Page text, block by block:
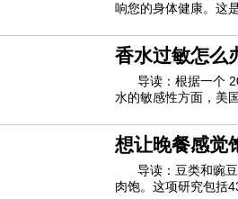
响您的身体健康。这
及如何减少并希望一
力可能会导致头痛家
学博士说：“人们头
香水过敏怎么
导读：根据一个
水的敏感性方面，美
的健康影响。香水过
种化学品可信来源，
普通香水或古龙水中
想让晚餐感觉
导读：豆类和豌
肉饱。这项研究包括